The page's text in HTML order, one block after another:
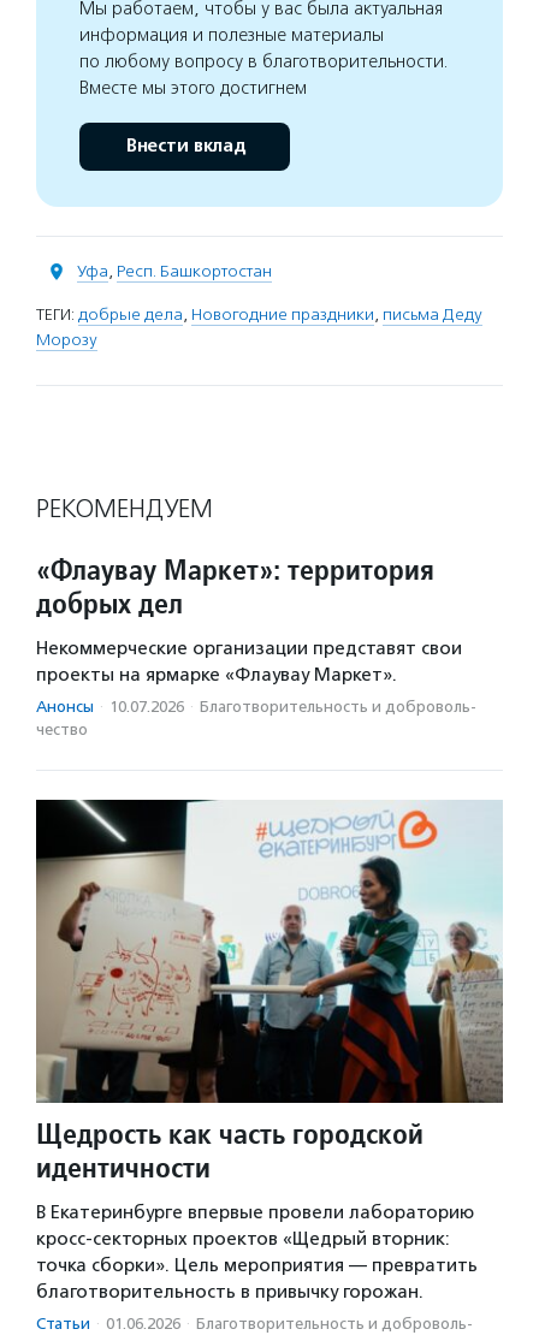
Мы работаем, чтобы у вас была актуальная
информация и полезные материалы
по любому вопросу в благотворительности.
Вместе мы этого достигнем
Внести вклад
Уфа, Респ. Башкортостан
ТЕГИ: добрые дела, Новогодние праздники, письма Деду
Морозу
РЕКОМЕНДУЕМ
«Флаувау Маркет»: территория
добрых дел
Некоммерческие организации представят свои
проекты на ярмарке «Флаувау Маркет».
Анонсы · 10.07.2026 · Благотвори­тель­ность и доброволь­
чест­во
Щедрость как часть городской
идентичности
В Екатеринбурге впервые провели лабораторию
кросс-секторных проектов «Щедрый вторник:
точка сборки». Цель мероприятия — превратить
благотворительность в привычку горожан.
Статьи · 01.06.2026 · Благотвори­тель­ность и доброволь­